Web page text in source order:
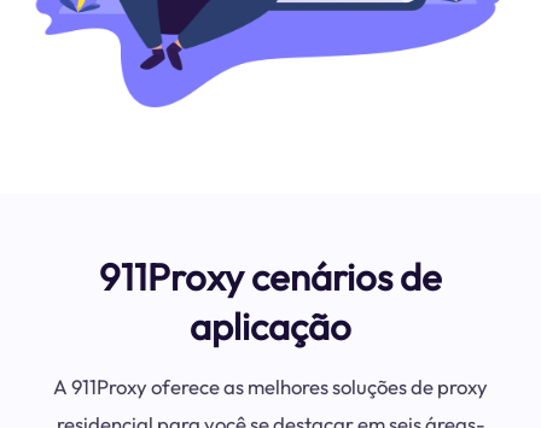
911Proxy cenários de
aplicação
A 911Proxy oferece as melhores soluções de proxy